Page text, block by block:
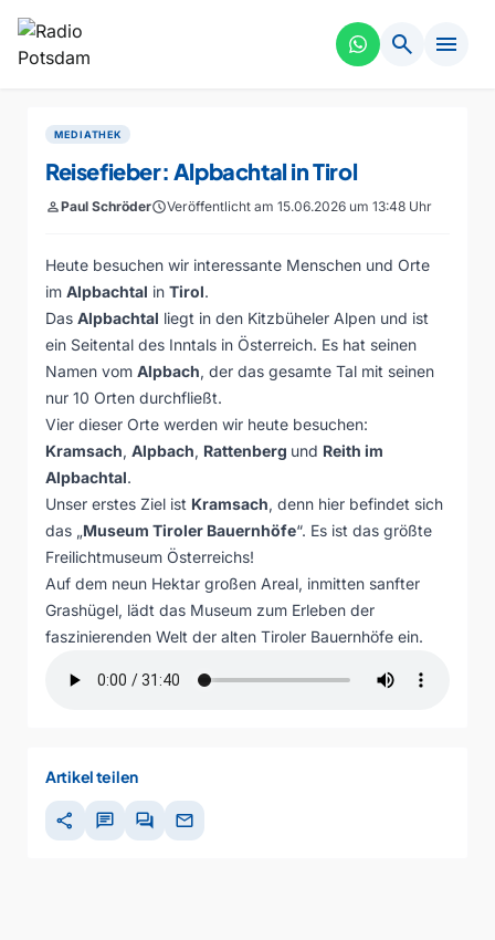
search menu
MEDIATHEK
Reisefieber: Alpbachtal in Tirol
personPaul SchröderscheduleVeröffentlicht am 15.06.2026 um 13:48 Uhr
Heute besuchen wir interessante Menschen und Orte
im Alpbachtal in Tirol.
Das Alpbachtal liegt in den Kitzbüheler Alpen und ist
ein Seitental des Inntals in Österreich. Es hat seinen
Namen vom Alpbach, der das gesamte Tal mit seinen
nur 10 Orten durchfließt.
Vier dieser Orte werden wir heute besuchen:
Kramsach, Alpbach, Rattenberg und Reith im
Alpbachtal.
Unser erstes Ziel ist Kramsach, denn hier befindet sich
das „Museum Tiroler Bauernhöfe“. Es ist das größte
Freilichtmuseum Österreichs!
Auf dem neun Hektar großen Areal, inmitten sanfter
Grashügel, lädt das Museum zum Erleben der
faszinierenden Welt der alten Tiroler Bauernhöfe ein.
Artikel teilen
share chat forum mail